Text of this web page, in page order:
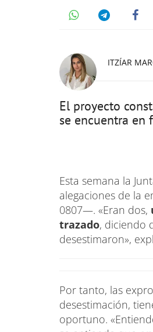
ITZÍAR
El proyecto
se encuentra en
Esta semana la
alegaciones de la
0807—. «Eran dos,
trazado, diciendo
desestimaron»,
Por tanto, las
desestimación,
oportuno.